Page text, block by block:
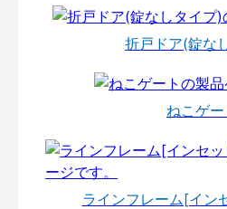
折戸ドア(錠な
ねこゲー
ラインフレーム[イン